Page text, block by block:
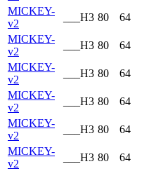
MICKEY-
v2
___H3 80 64
MICKEY-
v2
___H3 80 64
MICKEY-
v2
___H3 80 64
MICKEY-
v2
___H3 80 64
MICKEY-
v2
___H3 80 64
MICKEY-
v2
___H3 80 64